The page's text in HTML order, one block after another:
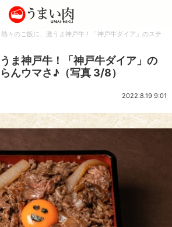
熱々のご飯に、激うま神戸牛！「神戸牛ダイア」のステ
ま神戸牛！「神戸牛ダイア」の
んウマさ♪（写真 3/8）
2022.8.19 9:01